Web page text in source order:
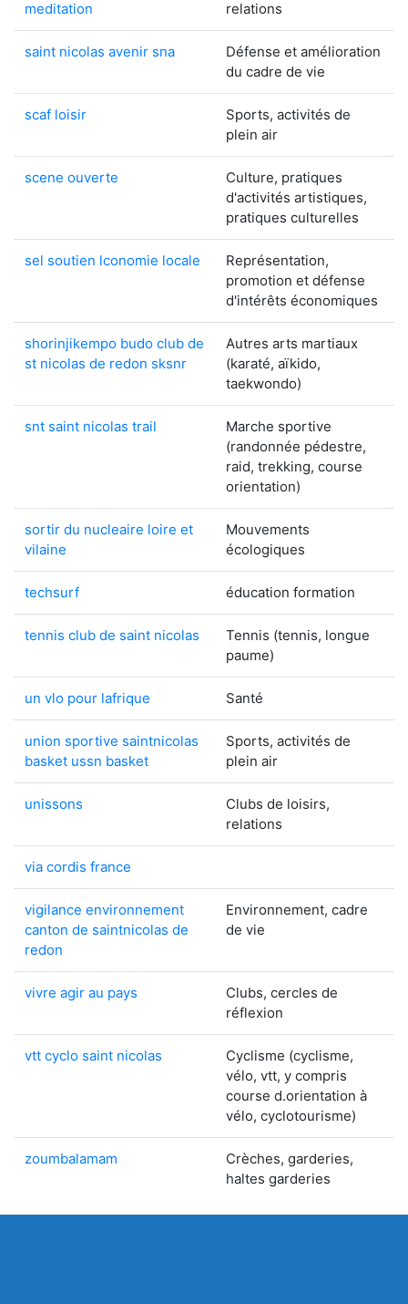
meditation relations
saint nicolas avenir sna
Défense et amélioration
du cadre de vie
scaf loisir
Sports, activités de
plein air
scene ouverte
Culture, pratiques
d'activités artistiques,
pratiques culturelles
sel soutien lconomie locale
Représentation,
promotion et défense
d'intérêts économiques
shorinjikempo budo club de
st nicolas de redon sksnr
Autres arts martiaux
(karaté, aïkido,
taekwondo)
snt saint nicolas trail
Marche sportive
(randonnée pédestre,
raid, trekking, course
orientation)
sortir du nucleaire loire et
vilaine
Mouvements
écologiques
techsurf éducation formation
tennis club de saint nicolas
Tennis (tennis, longue
paume)
un vlo pour lafrique Santé
union sportive saintnicolas
basket ussn basket
Sports, activités de
plein air
unissons
Clubs de loisirs,
relations
via cordis france
vigilance environnement
canton de saintnicolas de
redon
Environnement, cadre
de vie
vivre agir au pays
Clubs, cercles de
réflexion
vtt cyclo saint nicolas
Cyclisme (cyclisme,
vélo, vtt, y compris
course d.orientation à
vélo, cyclotourisme)
zoumbalamam
Crèches, garderies,
haltes garderies